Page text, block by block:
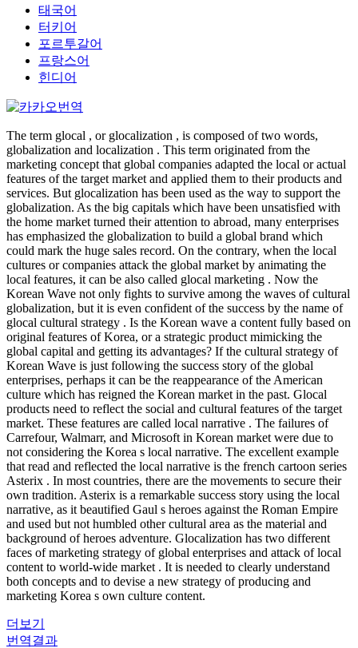
태국어
터키어
포르투갈어
프랑스어
힌디어
The term glocal , or glocalization , is composed of two words,
globalization and localization . This term originated from the
marketing concept that global companies adapted the local or actual
features of the target market and applied them to their products and
services. But glocalization has been used as the way to support the
globalization. As the big capitals which have been unsatisfied with
the home market turned their attention to abroad, many enterprises
has emphasized the globalization to build a global brand which
could mark the huge sales record. On the contrary, when the local
cultures or companies attack the global market by animating the
local features, it can be also called glocal marketing . Now the
Korean Wave not only fights to survive among the waves of cultural
globalization, but it is even confident of the success by the name of
glocal cultural strategy . Is the Korean wave a content fully based on
original features of Korea, or a strategic product mimicking the
global capital and getting its advantages? If the cultural strategy of
Korean Wave is just following the success story of the global
enterprises, perhaps it can be the reappearance of the American
culture which has reigned the Korean market in the past. Glocal
products need to reflect the social and cultural features of the target
market. These features are called local narrative . The failures of
Carrefour, Walmarr, and Microsoft in Korean market were due to
not considering the Korea s local narrative. The excellent example
that read and reflected the local narrative is the french cartoon series
Asterix . In most countries, there are the movements to secure their
own tradition. Asterix is a remarkable success story using the local
narrative, as it beautified Gaul s heroes against the Roman Empire
and used but not humbled other cultural area as the material and
background of heroes adventure. Glocalization has two different
faces of marketing strategy of global enterprises and attack of local
content to world-wide market . It is needed to clearly understand
both concepts and to devise a new strategy of producing and
marketing Korea s own culture content.
더보기
번역결과